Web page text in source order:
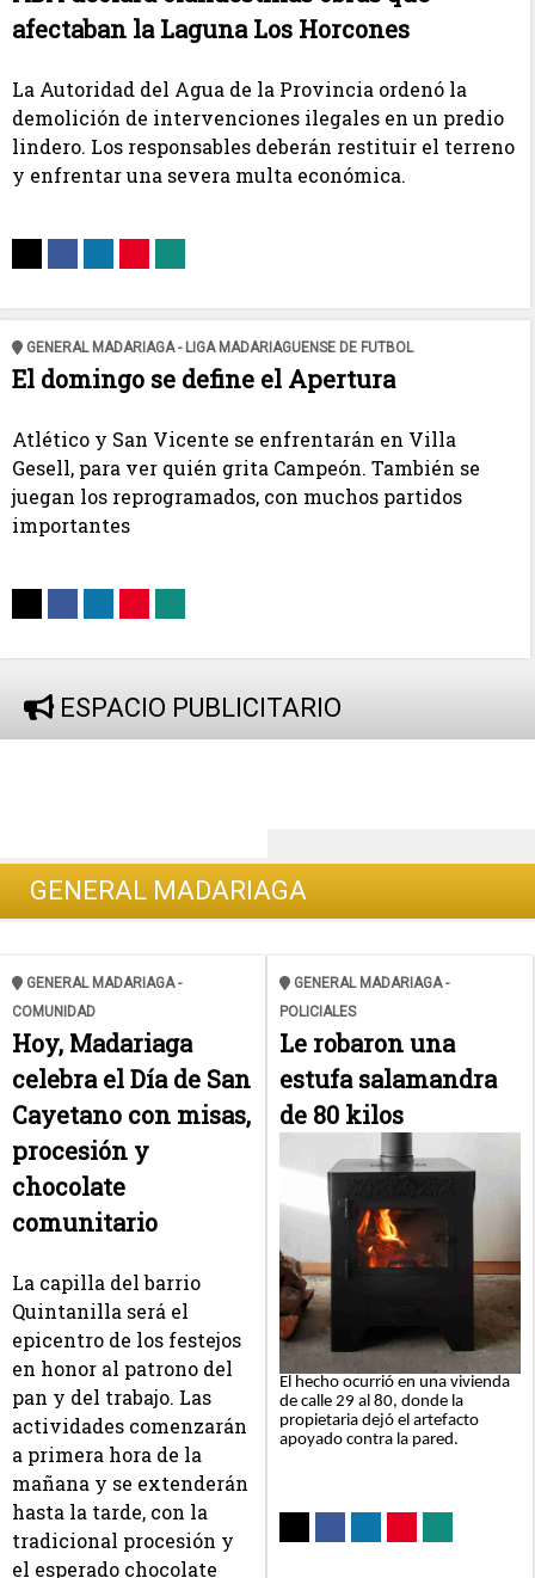
afectaban la Laguna Los Horcones
La Autoridad del Agua de la Provincia ordenó la
demolición de intervenciones ilegales en un predio
lindero. Los responsables deberán restituir el terreno
y enfrentar una severa multa económica.
GENERAL MADARIAGA - LIGA MADARIAGUENSE DE FUTBOL
El domingo se define el Apertura
Atlético y San Vicente se enfrentarán en Villa
Gesell, para ver quién grita Campeón. También se
juegan los reprogramados, con muchos partidos
importantes
ESPACIO PUBLICITARIO
GENERAL MADARIAGA
GENERAL MADARIAGA -
COMUNIDAD
Hoy, Madariaga
celebra el Día de San
Cayetano con misas,
procesión y
chocolate
comunitario
La capilla del barrio
Quintanilla será el
epicentro de los festejos
en honor al patrono del
pan y del trabajo. Las
actividades comenzarán
a primera hora de la
mañana y se extenderán
hasta la tarde, con la
tradicional procesión y
el esperado chocolate
GENERAL MADARIAGA -
POLICIALES
Le robaron una
estufa salamandra
de 80 kilos
El hecho ocurrió en una vivienda
de calle 29 al 80, donde la
propietaria dejó el artefacto
apoyado contra la pared.